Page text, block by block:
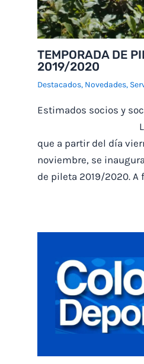
TEMPORADA DE
2019/2020
Destacados, Novedades,
Estimados socios y
Les
que a partir del día
noviembre, se
de pileta 2019/2020. A